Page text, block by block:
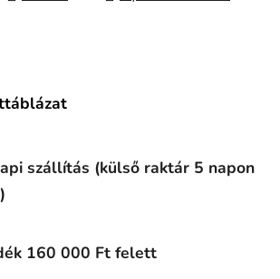
szállítás (külső raktár 5 napon
160 000 Ft felett